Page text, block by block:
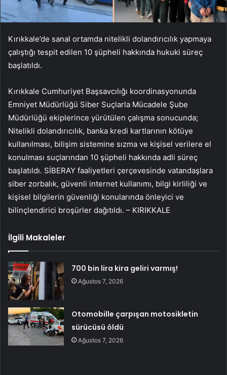
Kırıkkale’de sanal ortamda nitelikli dolandırıcılık yapmaya
çalıştığı tespit edilen 10 şüpheli hakkında hukuki süreç
başlatıldı.
Kırıkkale Cumhuriyet Başsavcılığı koordinasyonunda
Emniyet Müdürlüğü Siber Suçlarla Mücadele Şube
Müdürlüğü ekiplerince yürütülen çalışma sonucunda;
Nitelikli dolandırıcılık, banka kredi kartlarının kötüye
kullanılması, bilişim sistemine sızma ve kişisel verilere el
konulması suçlarından 10 şüpheli hakkında adli süreç
başlatıldı. SİBERAY faaliyetleri çerçevesinde vatandaşlara
siber zorbalık, güvenli internet kullanımı, bilgi kirliliği ve
kişisel bilgilerin güvenliği konularında önleyici ve
bilinçlendirici broşürler dağıtıldı. – KIRIKKALE
İlgili Makaleler
700 bin lira kira geliri varmış!
Ağustos 7, 2026
Otomobille çarpışan motosikletin
sürücüsü öldü
Ağustos 7, 2026